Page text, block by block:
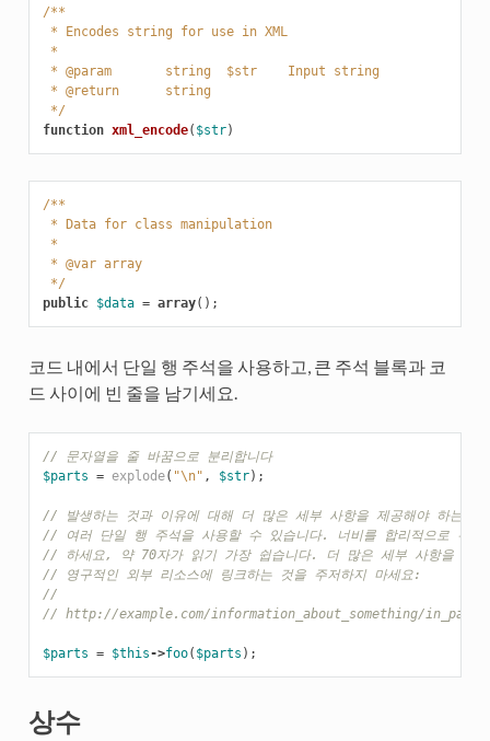
/**
* Encodes string for use in XML
*
* @param       string  $str    Input string
* @return      string
*/
function xml_encode( $str)
/**
* Data for class manipulation
*
* @var array
*/
public $data = array();
코드 내에서 단일 행 주석을 사용하고, 큰 주석 블록과 코
드 사이에 빈 줄을 남기세요.
// 문자열을 줄 바꿈으로 분리합니다
$parts = explode( "\n" , $str);
// 발생하는 것과 이유에 대해 더 많은 세부 사항을 제공해야 하는 긴
// 여러 단일 행 주석을 사용할 수 있습니다. 너비를 합리적으로 유지
// 하세요, 약 70자가 읽기 가장 쉽습니다. 더 많은 세부 사항을 제
// 영구적인 외부 리소스에 링크하는 것을 주저하지 마세요:
//
// http://example.com/information_about_something/
$parts = $this->foo( $parts );
상수